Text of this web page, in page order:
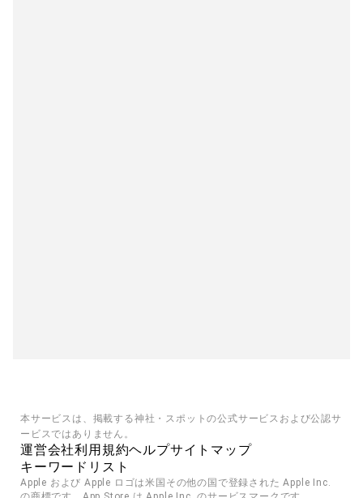
本サービスは、掲載する神社・スポットの公式サービスおよび公認サ
ービスではありません。
運営会社利用規約ヘルプサイトマップ
キーワードリスト
Apple および Apple ロゴは米国その他の国で登録された Apple Inc.